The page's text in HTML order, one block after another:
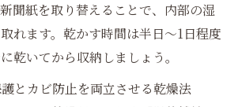
聞紙を取り替えることで、内部の湿
れます。乾かす時間は半日〜1日程度
乾いてから収納しましょう。
とカビ防止を両立させる乾燥法